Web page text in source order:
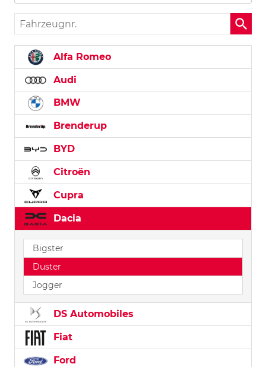
Fahrzeugnr.
Alfa Romeo
Audi
BMW
Brenderup
BYD
Citroën
Cupra
Dacia
Bigster
Duster
Jogger
DS Automobiles
Fiat
Ford